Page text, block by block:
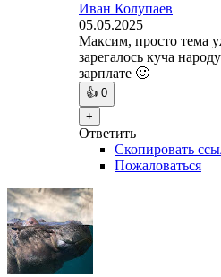
Иван Колупаев
05.05.2025
Максим, просто тема
зарегалось куча
зарплате 🙂
👍 0
+
Ответить
Скопировать
Пожаловаться